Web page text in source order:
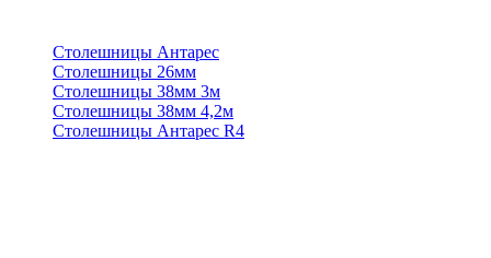
Столешницы Антарес
Столешницы 26мм
Столешницы 38мм 3м
Столешницы 38мм 4,2м
Столешницы Антарес R4